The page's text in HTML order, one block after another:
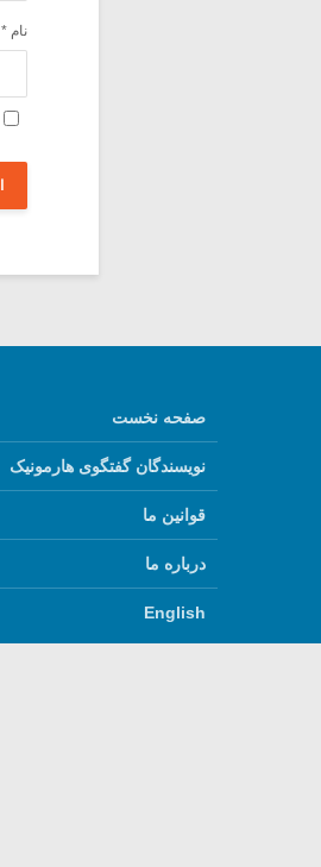
نام *
صفحه نخست
نویسندگان گفتگوی هارمونیک
قوانین ما
درباره ما
English